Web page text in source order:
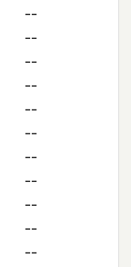
--
--
--
--
--
--
--
--
--
--
--